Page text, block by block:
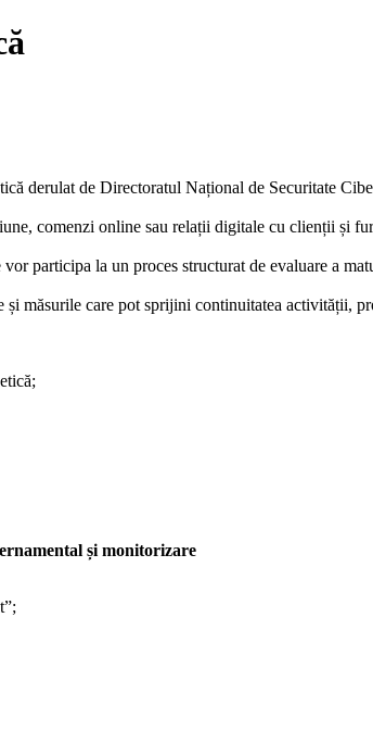
derulat de Directoratul Național de Securitate
comenzi online sau relații digitale cu clienții și
vor participa la un proces structurat de evaluare a
măsurile care pot sprijini continuitatea activității,
și monitorizare